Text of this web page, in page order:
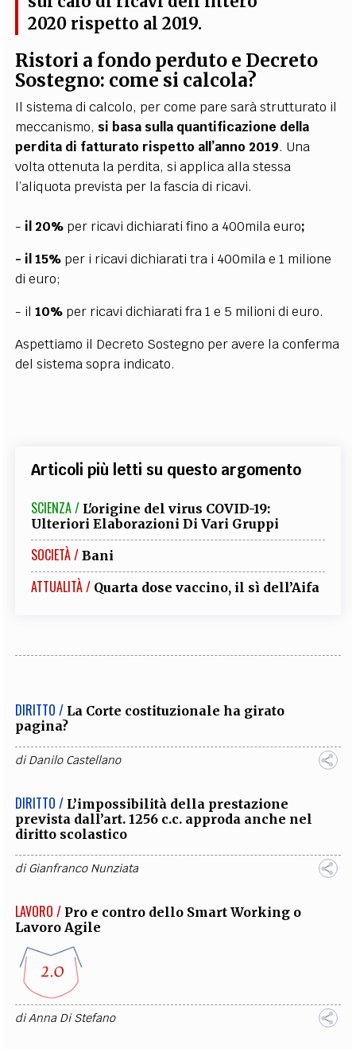
2020 rispetto al 2019.
Ristori a fondo perduto e Decreto
Sostegno: come si calcola?
Il sistema di calcolo, per come pare sarà strutturato il
meccanismo, si basa sulla quantificazione della
perdita di fatturato rispetto all’anno 2019. Una
volta ottenuta la perdita, si applica alla stessa
l’aliquota prevista per la fascia di ricavi.
- il 20% per ricavi dichiarati fino a 400mila euro;
- il 15% per i ricavi dichiarati tra i 400mila e 1 milione
di euro;
- il 10% per ricavi dichiarati fra 1 e 5 milioni di euro.
Aspettiamo il Decreto Sostegno per avere la conferma
del sistema sopra indicato.
Articoli più letti su questo argomento
SCIENZA / L'origine del virus COVID-19:
Ulteriori Elaborazioni Di Vari Gruppi
SOCIETÀ / Bani
ATTUALITÀ / Quarta dose vaccino, il sì dell’Aifa
DIRITTO / La Corte costituzionale ha girato
pagina?
diDanilo Castellano
DIRITTO / L’impossibilità della prestazione
prevista dall’art. 1256 c.c. approda anche nel
diritto scolastico
diGianfranco Nunziata
LAVORO / Pro e contro dello Smart Working o
Lavoro Agile
diAnna Di Stefano